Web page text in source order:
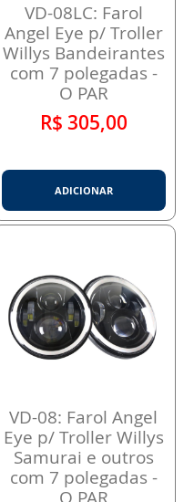
VD-08LC: Farol
Angel Eye p/ Troller
Willys Bandeirantes
com 7 polegadas -
O PAR
R$ 305,00
ADICIONAR
VD-08: Farol Angel
Eye p/ Troller Willys
Samurai e outros
com 7 polegadas -